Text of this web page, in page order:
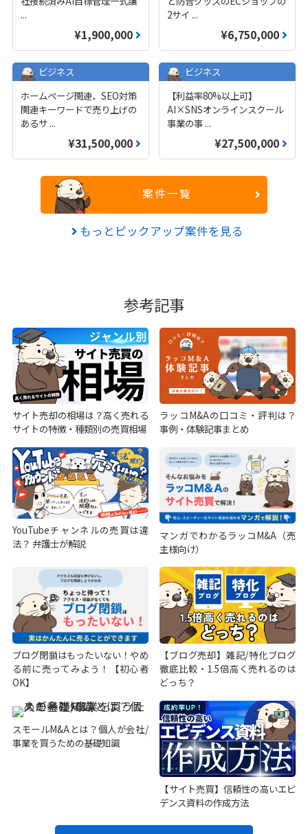
...
¥1,900,000
2サイ ...
¥6,750,000
ビジネス
ホームページ関連、SEO対策
関連キーワードで売り上げの
あるサ ...
¥31,500,000
ビジネス
【利益率80%以上可】
AI×SNSオンラインスクール
事業の事 ...
¥27,500,000
案件一覧
もっとピックアップ案件を見る
参考記事
サイト売却の相場は？高く売れる
サイトの特徴・種類別の売買相場
ラッコM&Aの口コミ・評判は？
事例・体験記事まとめ
YouTubeチャンネルの売買は違
法？ 弁護士が解説
マンガでわかるラッコM&A（売
主様向け）
ブログ閉鎖はもったいない！やめ
る前に売ってみよう！【初心者
OK】
【ブログ売却】雑記/特化ブログ
徹底比較・1.5倍高く売れるのは
どっち？
スモールM&Aとは？個人が会社/
事業を買うための基礎知識
【サイト売買】信頼性の高いエビ
デンス資料の作成方法